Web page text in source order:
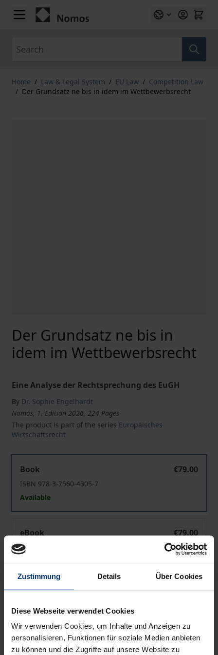
Zustimmung Details Über Cookies
Diese Webseite verwendet Cookies
Wir verwenden Cookies, um Inhalte und Anzeigen zu
personalisieren, Funktionen für soziale Medien anbieten
zu können und die Zugriffe auf unsere Website zu
Skip to Content
Home / Law & Legal System / EU Law / Competition Law
/ Der Grundsatz ne bis in idem im Wettbewerbsrecht
Der Grundsatz ne bis in
idem im Wettbewerbsrecht
Eine Analyse der Rechtsprechung des EuGH
By Dr. Sophie Engelhardt
Nomos, 1. Edition 2026, 224 Pages
The product is part of the series Europäisches
Wirtschaftsrecht
Book
€79.00
ISBN 978-3-7560-4305-7
Available
eBook
€79.00
ISBN 978-3-7489-7230-3
Available
Add to Cart
Add to Wish List